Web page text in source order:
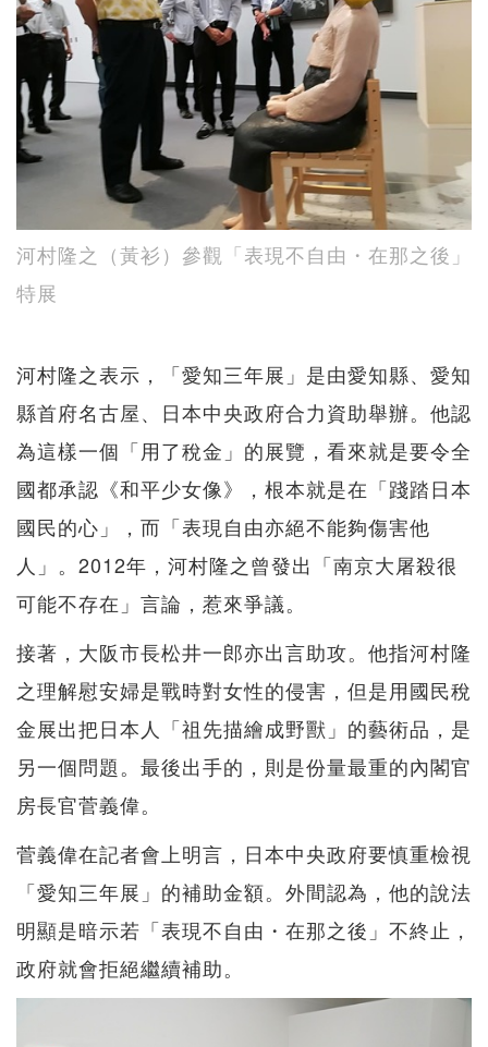
河村隆之（黃衫）參觀「表現不自由・在那之後」
特展
河村隆之表示，「愛知三年展」是由愛知縣、愛知
縣首府名古屋、日本中央政府合力資助舉辦。他認
為這樣一個「用了稅金」的展覽，看來就是要令全
國都承認《和平少女像》，根本就是在「踐踏日本
國民的心」，而「表現自由亦絕不能夠傷害他
人」。2012年，河村隆之曾發出「南京大屠殺很
可能不存在」言論，惹來爭議。
接著，大阪市長松井一郎亦出言助攻。他指河村隆
之理解慰安婦是戰時對女性的侵害，但是用國民稅
金展出把日本人「祖先描繪成野獸」的藝術品，是
另一個問題。最後出手的，則是份量最重的內閣官
房長官菅義偉。
菅義偉在記者會上明言，日本中央政府要慎重檢視
「愛知三年展」的補助金額。外間認為，他的說法
明顯是暗示若「表現不自由・在那之後」不終止，
政府就會拒絕繼續補助。